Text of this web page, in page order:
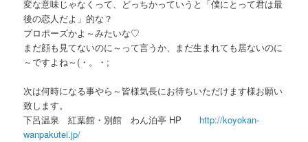
変な意味じゃなくって、どっちかっていうと「僕にとって君は最
後の恋人だよ」的な？
プロポーズかよ～みたいな♡
まだ顔も見てないのに～って言うか、まだ生まれても居ないのに
～ですよね～(・。・;
次は何時になる事やら～皆様気長にお待ちいただけます様お願い
致します。
下呂温泉 紅葉館・別館 わん泊亭 HP http://koyokan-
wanpakutei.jp/